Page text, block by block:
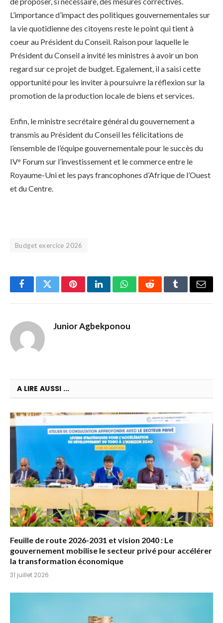
L’importance d’impact des politiques gouvernementales sur
la vie quotidienne des citoyens reste le point qui tient à
coeur au Président du Conseil. Raison pour laquelle le
Président du Conseil a invité les ministres à avoir un bon
regard sur ce projet de budget. Egalement, il a saisi cette
opportunité pour les inviter à poursuivre la réflexion sur la
promotion de la production locale de biens et services.
Enfin, le ministre secrétaire général du gouvernement a
transmis au Président du Conseil les félicitations de
l’ensemble de l’équipe gouvernementale pour le succès du
IVᵉ Forum sur l’investissement et le commerce entre le
Royaume-Uni et les pays francophones d’Afrique de l’Ouest
et du Centre.
Budget exercice 2026
FacebookTwitterPinterestLinkedInWhatsAppRedditTumblrEmail
Junior Agbekponou
A LIRE AUSSI ...
Feuille de route 2026-2031 et vision 2040 : Le
gouvernement mobilise le secteur privé pour accélérer
la transformation économique
31 juillet 2026